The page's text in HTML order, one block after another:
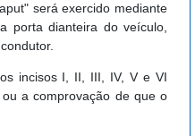
será exercido mediante
porta dianteira do veículo,
incisos I, II, III, IV, V e VI
a comprovação de que o